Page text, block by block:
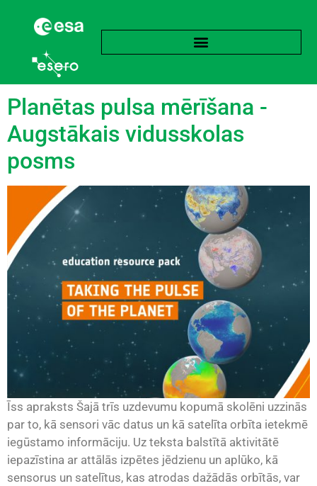
Birka: Rezolūcija
Planētas pulsa mērīšana -
Augstākais vidusskolas
posms
Īss apraksts Šajā trīs uzdevumu kopumā skolēni uzzinās
par to, kā sensori vāc datus un kā satelīta orbīta ietekmē
iegūstamo informāciju. Uz teksta balstītā aktivitātē
iepazīstina ar attālās izpētes jēdzienu un aplūko, kā
sensorus un satelītus, kas atrodas dažādās orbītās, var